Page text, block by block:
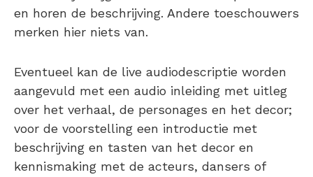
en horen de beschrijving. Andere toeschouwers
merken hier niets van.
Eventueel kan de live audiodescriptie worden
aangevuld met een audio inleiding met uitleg
over het verhaal, de personages en het decor;
voor de voorstelling een introductie met
beschrijving en tasten van het decor en
kennismaking met de acteurs, dansers of